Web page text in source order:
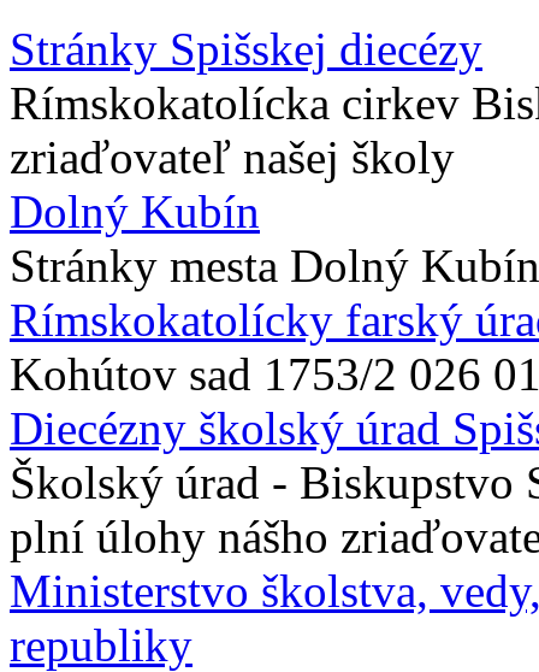
Stránky Spišskej diecézy
Rímskokatolícka cirkev
zriaďovateľ našej školy
Dolný Kubín
Stránky mesta Dolný Kubín
Rímskokatolícky farský
Kohútov sad 1753/2 026
Diecézny školský úrad
Školský úrad - Biskupstvo
plní úlohy nášho
Ministerstvo školstva,
republiky